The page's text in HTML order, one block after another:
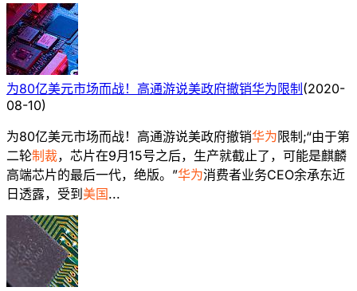
为80亿美元市场而战！高通游说美政府撤销华为限制(2020-
08-10)
为80亿美元市场而战！高通游说美政府撤销华为限制;“由于第
二轮制裁，芯片在9月15号之后，生产就截止了，可能是麒麟
高端芯片的最后一代，绝版。”华为消费者业务CEO余承东近
日透露，受到美国...